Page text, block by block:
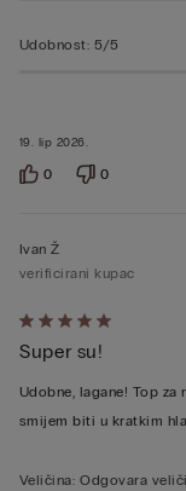
19. lip 2026.
Udobnost: 5/5
0 0
Dali
ste
ocjenu
5
5
Ivan Ž
verificirani kupac
Super su!
Udobne, lagane! Top
smijem biti u kratkim
Veličina: Odgovara